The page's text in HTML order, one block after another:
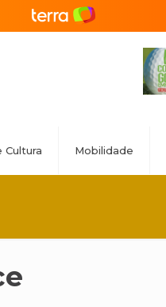
Cultura Mobilidade